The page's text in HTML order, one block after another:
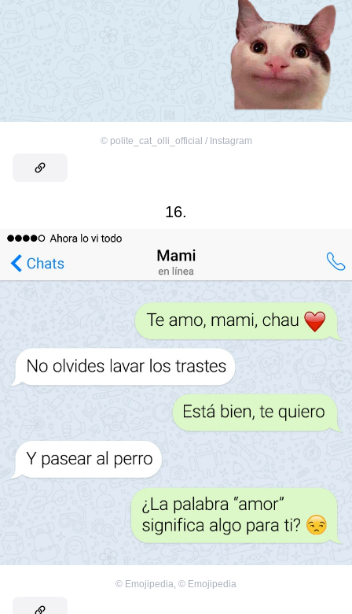
© polite_cat_olli_official / Instagram
16.
© Emojipedia, © Emojipedia